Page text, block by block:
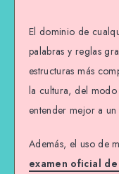
El dominio de
palabras y reglas
estructuras más
la cultura, del modo
entender mejor a un
Además, el uso de
examen oficial de